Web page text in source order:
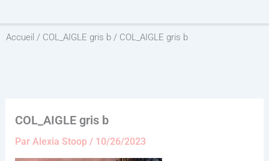
Accueil / COL_AIGLE gris b / COL_AIGLE gris b
COL_AIGLE gris b
Par Alexia Stoop / 10/26/2023